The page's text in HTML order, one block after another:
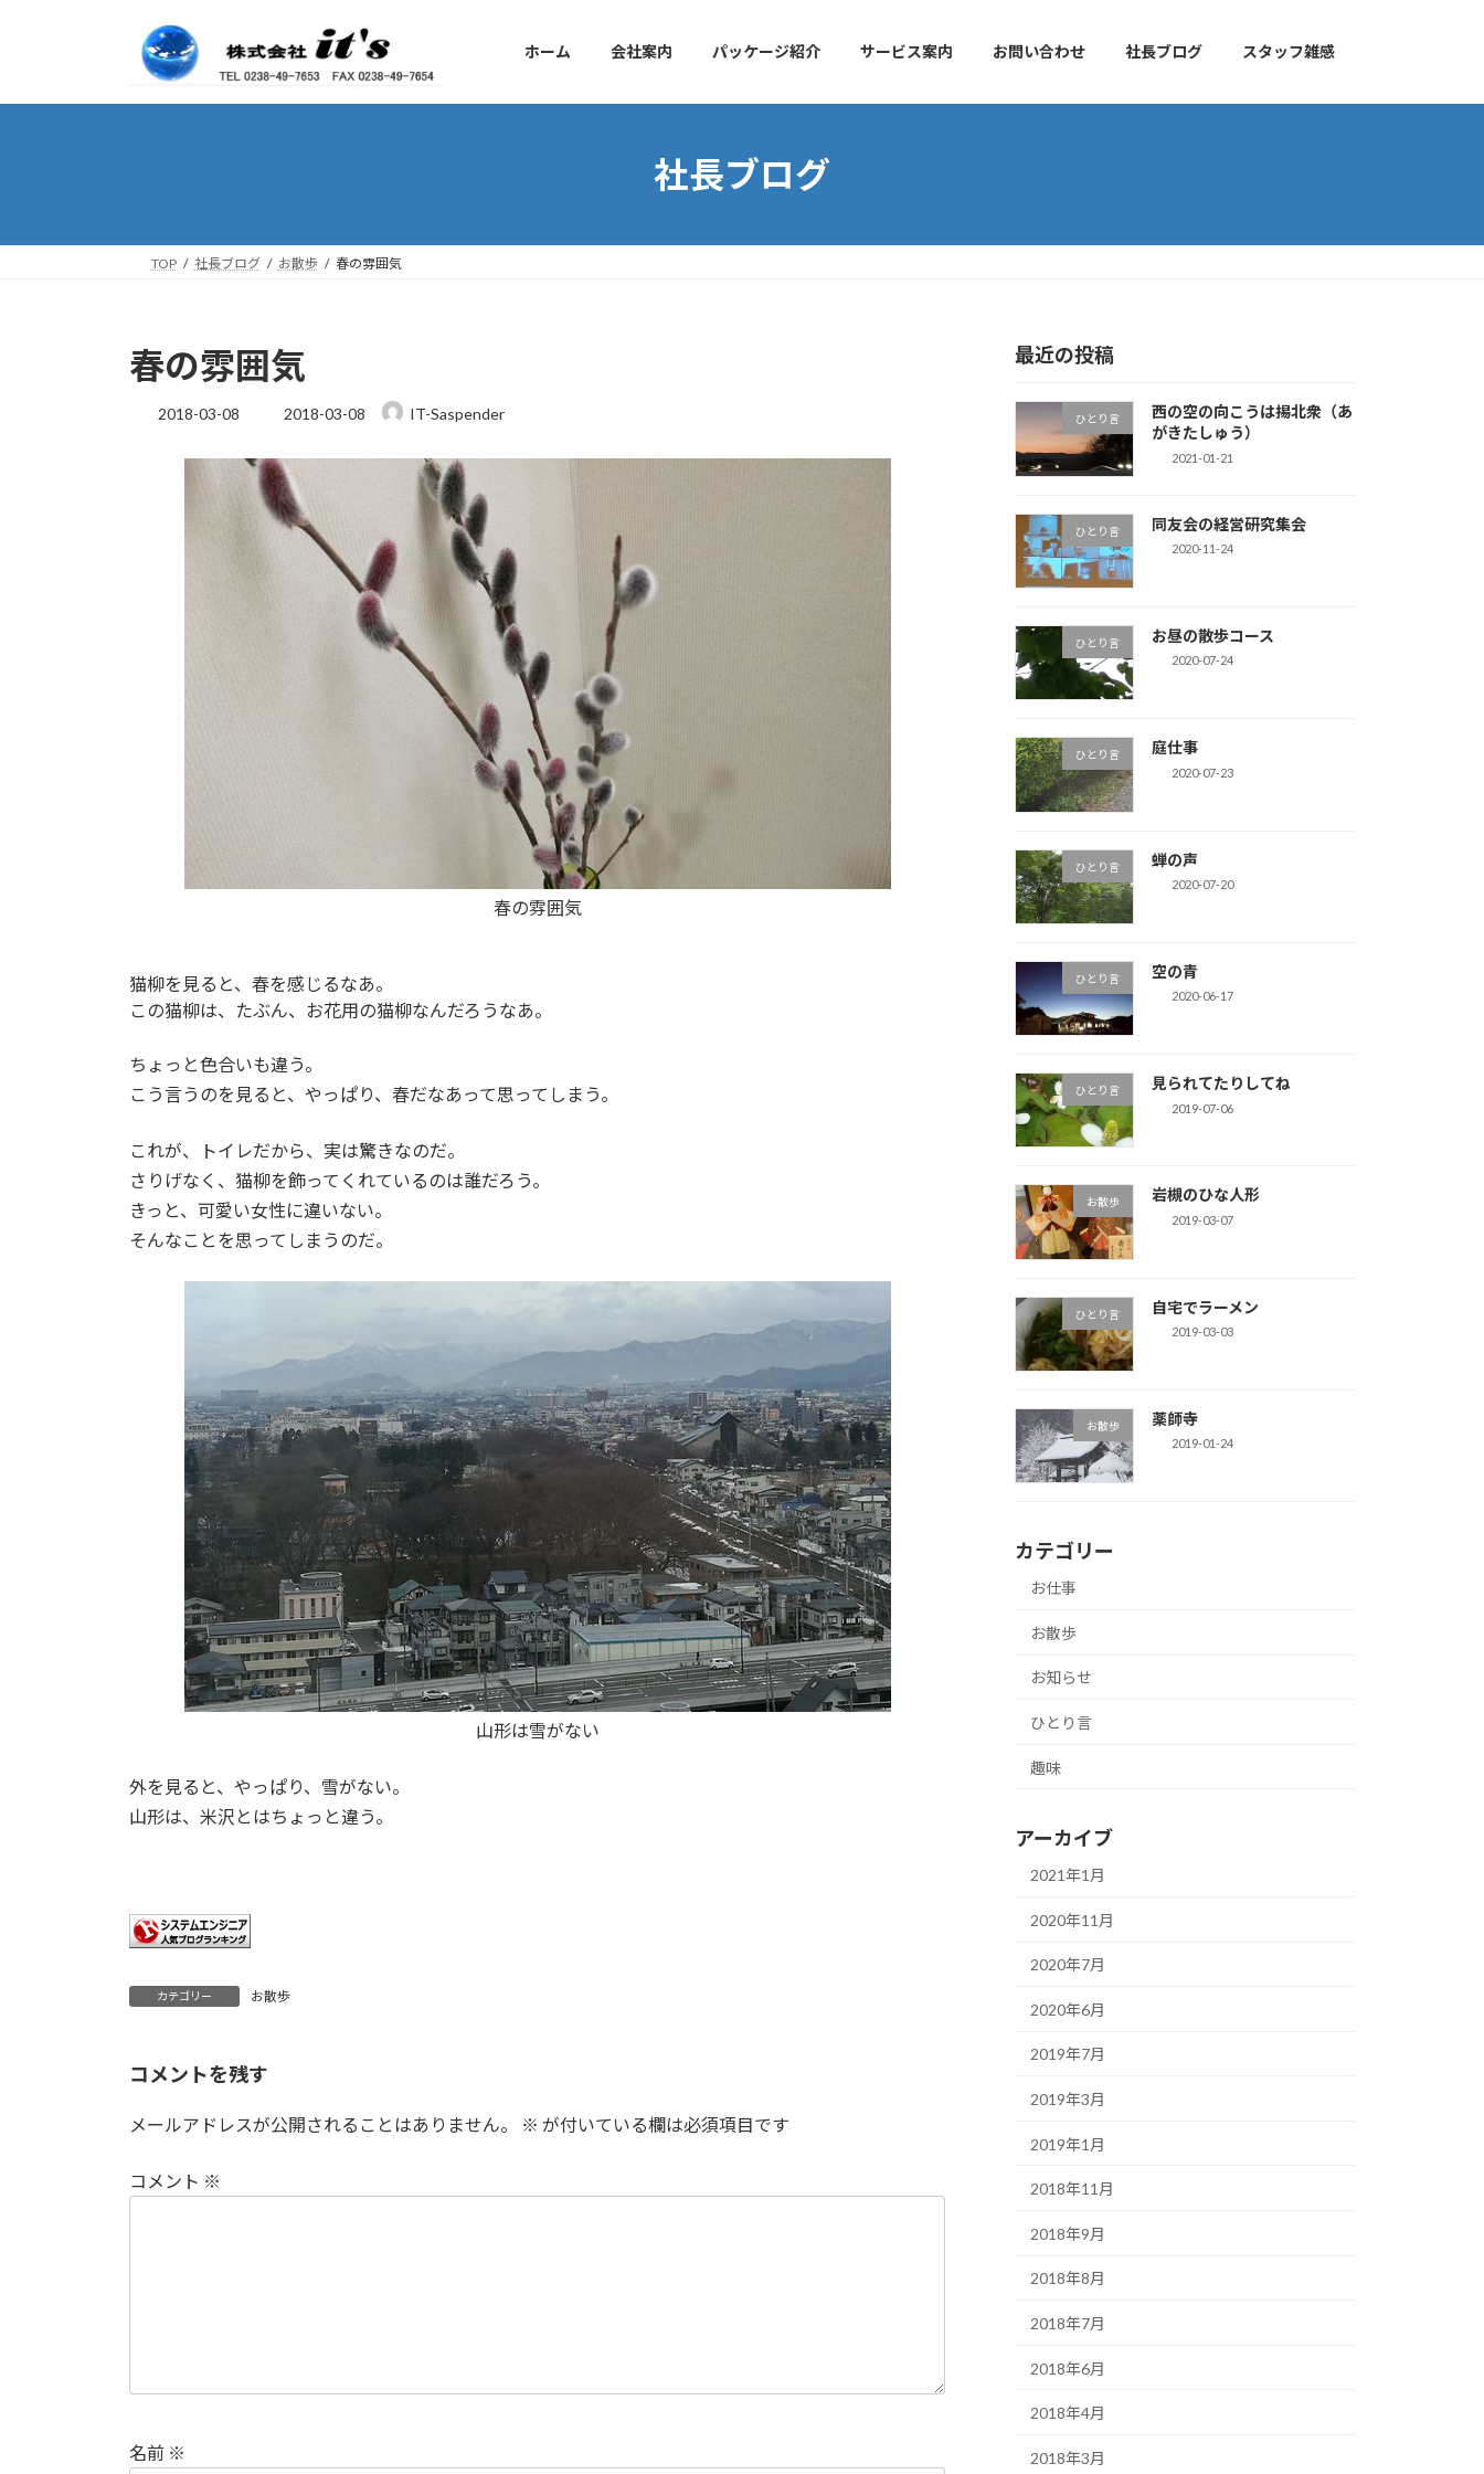
プ
動
ホーム 会社案内 パッケージ紹介 サービス案内 お問い合わせ 社長ブログ スタッフ雑感
社長ブログ
TOP 社長ブログ お散歩 春の雰囲気
春の雰囲気
2018-03-08
最
新
日
時
2018-03-08 IT-Saspender
春の雰囲気
猫柳を見ると、春を感じるなあ。
この猫柳は、たぶん、お花用の猫柳なんだろうなあ。
ちょっと色合いも違う。
こう言うのを見ると、やっぱり、春だなあって思ってしまう。
これが、トイレだから、実は驚きなのだ。
さりげなく、猫柳を飾ってくれているのは誰だろう。
きっと、可愛い女性に違いない。
そんなことを思ってしまうのだ。
山形は雪がない
外を見ると、やっぱり、雪がない。
山形は、米沢とはちょっと違う。
カテゴリー お散歩
コメントを残す
メールアドレスが公開されることはありません。 ※ が付いている欄は必須項目です
コメント ※
名前 ※
最近の投稿
ひとり言
西の空の向こうは掦北衆（あ
がきたしゅう）
2021-01-21
ひとり言 同友会の経営研究集会
2020-11-24
ひとり言 お昼の散歩コース
2020-07-24
ひとり言 庭仕事
2020-07-23
ひとり言 蝉の声
2020-07-20
ひとり言 空の青
2020-06-17
ひとり言 見られてたりしてね
2019-07-06
お散歩 岩槻のひな人形
2019-03-07
ひとり言 自宅でラーメン
2019-03-03
お散歩 薬師寺
2019-01-24
カテゴリー
お仕事
お散歩
お知らせ
ひとり言
趣味
アーカイブ
2021年1月
2020年11月
2020年7月
2020年6月
2019年7月
2019年3月
2019年1月
2018年11月
2018年9月
2018年8月
2018年7月
2018年6月
2018年4月
2018年3月